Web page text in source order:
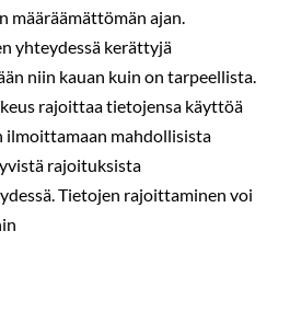
määräämättömän ajan.
yhteydessä kerättyjä
niin kauan kuin on tarpeellista.
rajoittaa tietojensa käyttöä
ilmoittamaan mahdollisista
rajoituksista
Tietojen rajoittaminen voi